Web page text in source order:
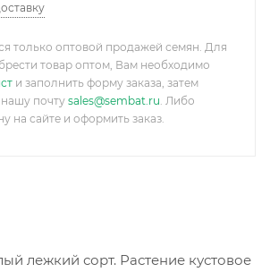
только оптовой продажей семян. Для
товар оптом, Вам необходимо
и заполнить форму заказа, затем
нашу почту sales@sembat.ru. Либо
на сайте и оформить заказ.
лежкий сорт. Растение кустовое